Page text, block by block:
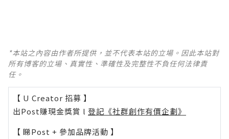
*本站之內容由作者所提供，並不代表本站的立場。因此本站對
所有博客的立場、真實性、準確性及完整性不負任何法律責
任。
【 U Creator 招募 】
出Post賺現金獎賞 l 登記《社群創作有價企劃》
【 睇Post + 參加品牌活動 】